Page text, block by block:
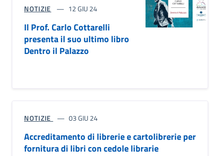
NOTIZIE 12 GIU 24
Il Prof. Carlo Cottarelli
presenta il suo ultimo libro
Dentro il Palazzo
NOTIZIE 03 GIU 24
Accreditamento di librerie e cartolibrerie per
fornitura di libri con cedole librarie